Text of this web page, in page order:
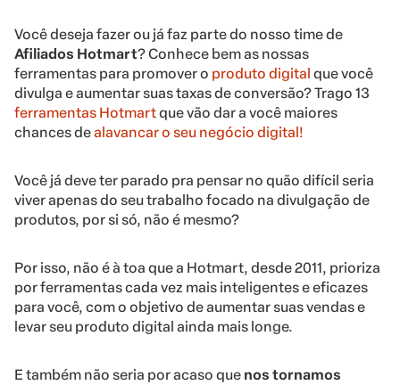
Você deseja fazer ou já faz parte do nosso time de
Afiliados Hotmart? Conhece bem as nossas
ferramentas para promover o produto digital que você
divulga e aumentar suas taxas de conversão? Trago 13
ferramentas Hotmartque vão dar a você maiores
chances dealavancar o seu negócio digital!
Você já deve ter parado pra pensar no quão difícil seria
viver apenas do seu trabalho focado na divulgação de
produtos, por si só, não é mesmo?
Por isso, não é à toa que a Hotmart, desde 2011, prioriza
por ferramentas cada vez mais inteligentes e eficazes
para você, com o objetivo de aumentar suas vendas e
levar seu produto digital ainda mais longe.
E também não seria por acaso que nos tornamos